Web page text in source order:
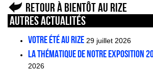
Retour à Bientôt au Rize
Autres actualités
VOTRE ÉTÉ AU RIZE 29 juillet 2026
La thématique de notre exposition
2026